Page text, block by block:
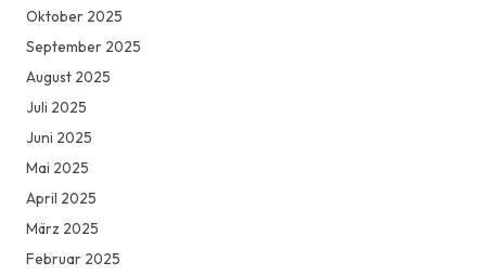
Oktober 2025
September 2025
August 2025
Juli 2025
Juni 2025
Mai 2025
April 2025
März 2025
Februar 2025